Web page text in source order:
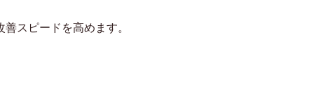
スピードを高めます。